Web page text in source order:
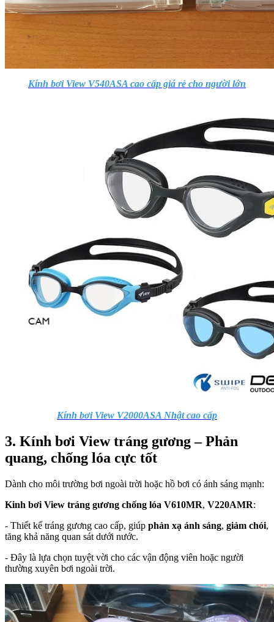
Kính bơi View V540ASA cao cấp giá rẻ cho người lớn
Kính bơi View V2000ASA Nhật cao cấp
3. Kính bơi View tráng gương – Phản
quang, chống lóa cực tốt
Dành cho môi trường bơi ngoài trời hoặc hồ bơi có ánh sáng mạnh:
Kinh bơi View tráng gương chống lóa V610MR, V220AMR:
- Thiết kế tráng gương cao cấp, giúp phản xạ ánh sáng, giảm chói,
tăng khả năng quan sát dưới nước.
- Đây là lựa chọn tuyệt vời cho các vận động viên hoặc người
thường xuyên bơi ngoài trời.